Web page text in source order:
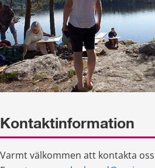
Kontaktinformation
Varmt välkommen att kontakta